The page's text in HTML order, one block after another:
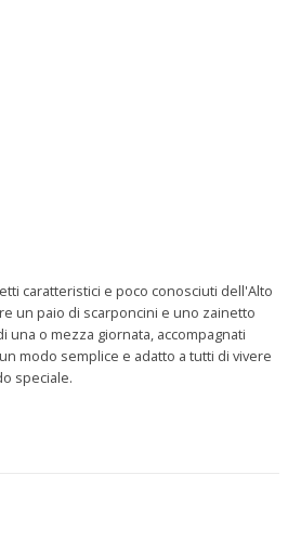
caratteristici e poco conosciuti dell'Alto
un paio di scarponcini e uno zainetto
una o mezza giornata, accompagnati
modo semplice e adatto a tutti di vivere
speciale.